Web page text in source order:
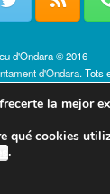
d'Ondara © 2016
d'Ondara. Tots
la mejor
qué cookies
.